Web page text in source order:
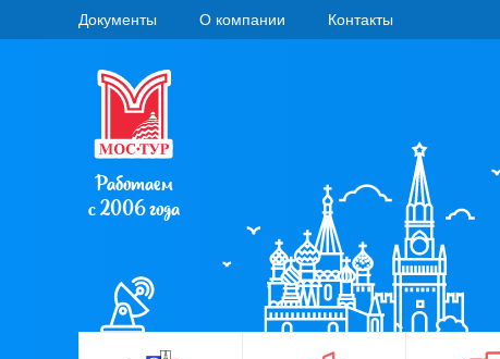
Документы О компании Контакты
Работаем
с 2006 года